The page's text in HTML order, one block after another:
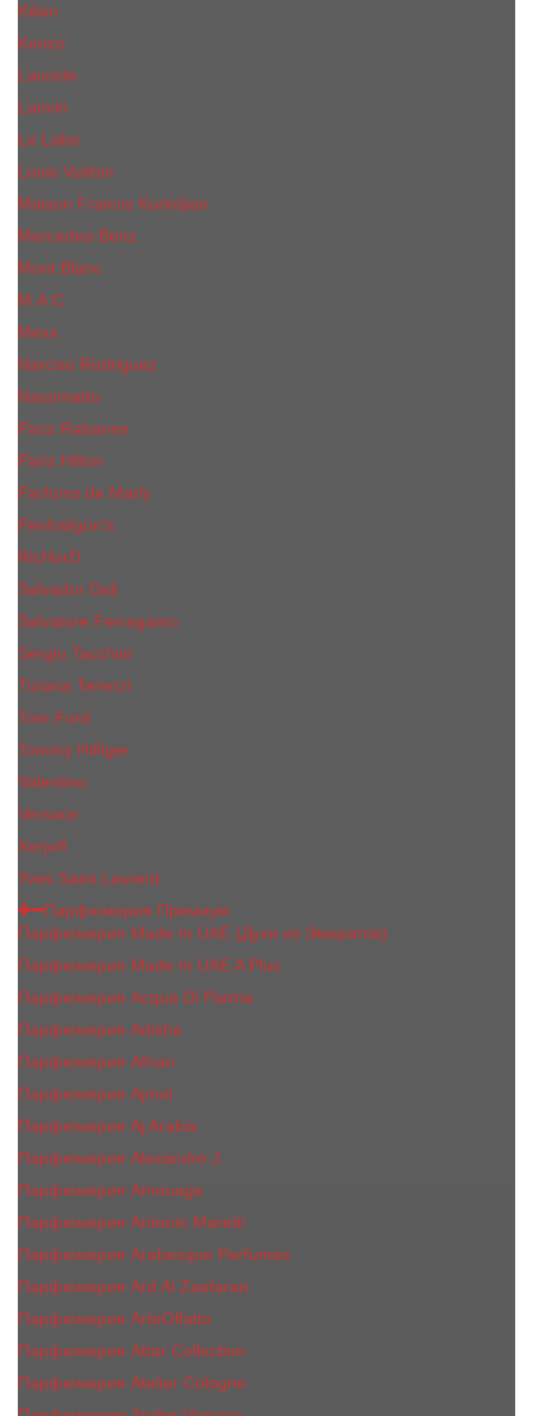
Kilian
Kenzo
Lacoste
Lanvin
Le Labo
Louis Vuitton
Maison Francis Kurkdjian
Mercedes-Benz
Mont Blanc
M.А.C.
Mexx
Narciso Rodriguez
Nasomatto
Paco Rabanne
Paris Hilton
Parfums de Marly
Penhaligon​'s
RicHarD
Salvador Dali
Salvatore Ferragamo
Sergio Tacchini
Tiziana Terenzi
Tom Ford
Tommy Hilfiger
Valentino
Versace
Xerjoff
Yves Saint Laurent
Парфюмерия Премиум
Парфюмерия Made In UAE (Духи из Эмиратов)
Парфюмерия Made In UAE A Plus
Парфюмерия Acqua Di Parma
Парфюмерия Adisha
Парфюмерия Afnan
Парфюмерия Ajmal
Парфюмерия Aj Arabia
Парфюмерия Alexandre J.
Парфюмерия Amouage
Парфюмерия Antonio Maretti
Парфюмерия Arabesque Perfumes
Парфюмерия Ard Al Zaafaran
Парфюмерия ArteOlfatto
Парфюмерия Attar Collection
Парфюмерия Atelier Cologne